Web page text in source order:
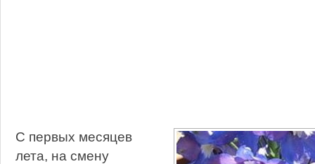
С первых месяцев
лета, на смену